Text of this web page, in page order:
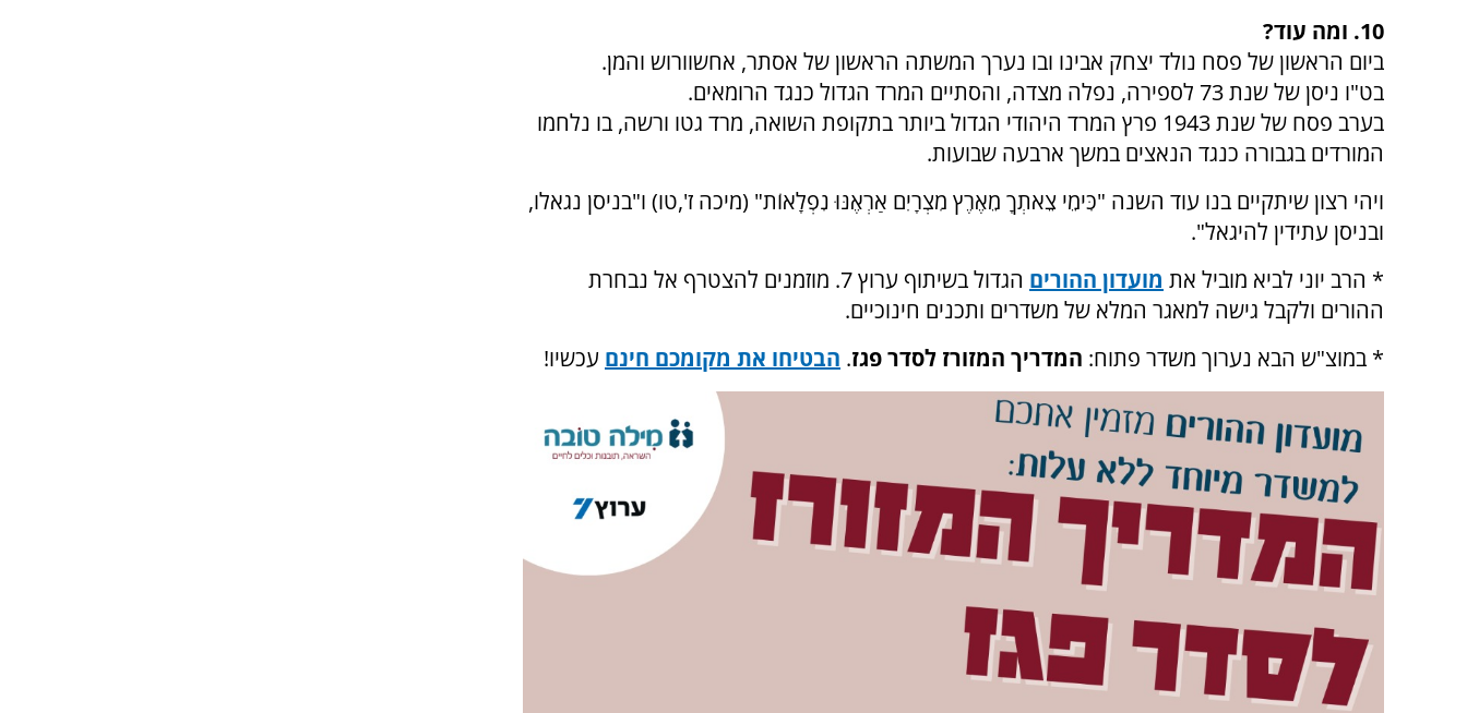
10. ומה עוד?
ביום הראשון של פסח נולד יצחק אבינו ובו נערך המשתה הראשון של אסתר, אחשוורוש והמן.
בט"ו ניסן של שנת 73 לספירה, נפלה מצדה, והסתיים המרד הגדול כנגד הרומאים.
בערב פסח של שנת 1943 פרץ המרד היהודי הגדול ביותר בתקופת השואה, מרד גטו ורשה, בו נלחמו
המורדים בגבורה כנגד הנאצים במשך ארבעה שבועות.
ויהי רצון שיתקיים בנו עוד השנה "כִּימֵי צֵאתְךָ מֵאֶרֶץ מִצְרָיִם אַרְאֶנּוּ נִפְלָאוֹת" (מיכה ז',טו) ו"בניסן נגאלו,
ובניסן עתידין להיגאל".
* הרב יוני לביא מוביל את מועדון ההורים
הגדול בשיתוף ערוץ 7. מוזמנים להצטרף אל נבחרת
ההורים ולקבל גישה למאגר המלא של משדרים ותכנים חינוכיים.
* במוצ"ש הבא נערוך משדר פתוח: המדריך המזורז לסדר פגז. הבטיחו את מקומכם חינם עכשיו!